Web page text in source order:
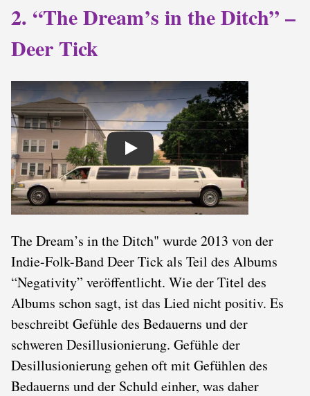
2. “The Dream’s in the Ditch” –
Deer Tick
Play
The Dream’s in the Ditch" wurde 2013 von der
Indie-Folk-Band Deer Tick als Teil des Albums
“Negativity” veröffentlicht. Wie der Titel des
Albums schon sagt, ist das Lied nicht positiv. Es
beschreibt Gefühle des Bedauerns und der
schweren Desillusionierung. Gefühle der
Desillusionierung gehen oft mit Gefühlen des
Bedauerns und der Schuld einher, was daher